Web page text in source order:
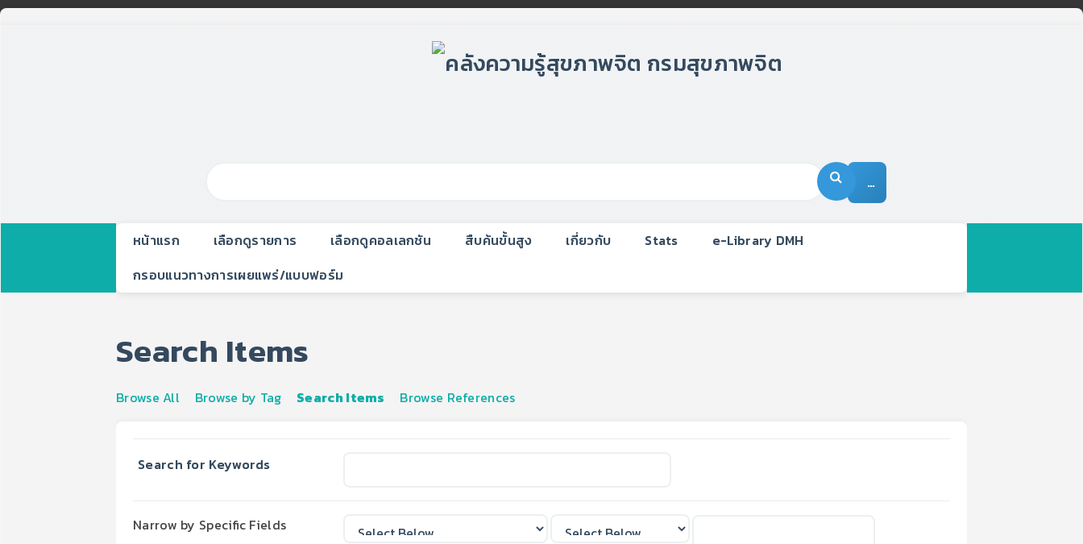
…
หน้าแรก เลือกดูรายการ เลือกดูคอลเลกชัน สืบค้นขั้นสูง เกี่ยวกับ Stats
e-Library DMH
กรอบแนวทางการเผยแพร่/แบบฟอร์ม
Search Items
Browse All Browse by Tag Search Items Browse References
Search for Keywords
Narrow by Specific Fields